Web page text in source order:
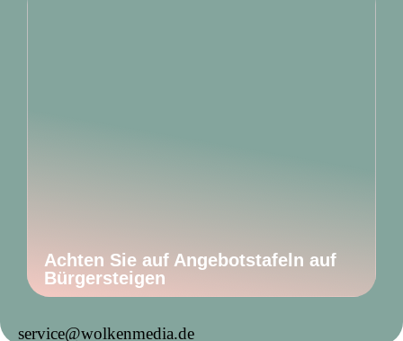
Achten Sie auf Angebotstafeln auf
Bürgersteigen
service@wolkenmedia.de